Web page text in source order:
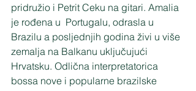
pridružio i Petrit Ceku na gitari. Amalia
je rođena u  Portugalu, odrasla u
Brazilu a posljednjih godina živi u više
zemalja na Balkanu uključujući
Hrvatsku. Odlična interpretatorica
bossa nove i popularne brazilske